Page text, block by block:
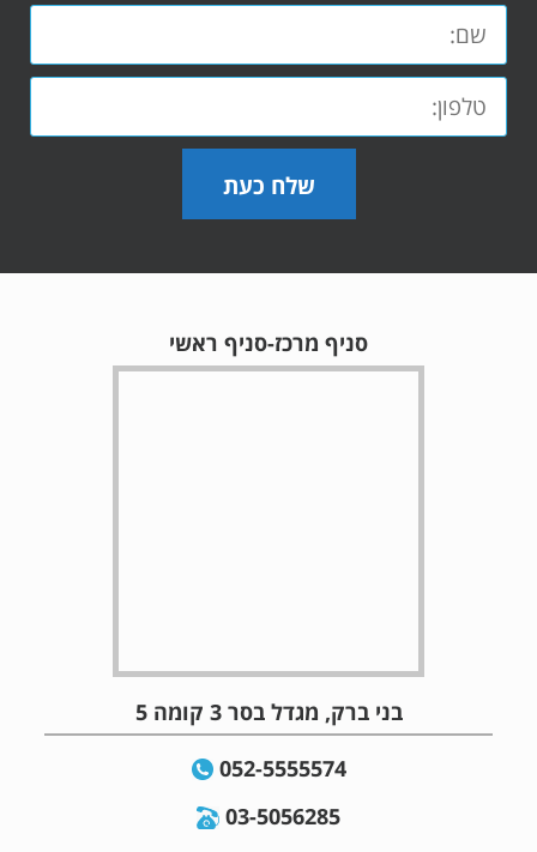
שלח כעת
סניף מרכז-סניף ראשי
בני ברק, מגדל בסר 3 קומה 5
052-5555574
03-5056285